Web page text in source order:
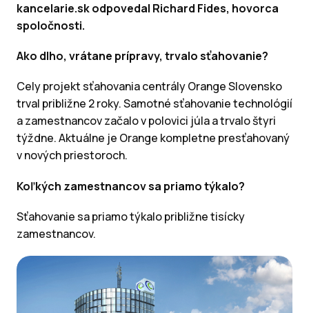
kancelarie.sk odpovedal Richard Fides, hovorca
spoločnosti.
Ako dlho, vrátane prípravy, trvalo sťahovanie?
Cely projekt sťahovania centrály Orange Slovensko
trval približne 2 roky. Samotné sťahovanie technológií
a zamestnancov začalo v polovici júla a trvalo štyri
týždne. Aktuálne je Orange kompletne presťahovaný
v nových priestoroch.
Koľkých zamestnancov sa priamo týkalo?
Sťahovanie sa priamo týkalo približne tisícky
zamestnancov.